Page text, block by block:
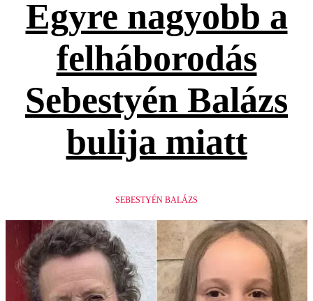
Egyre nagyobb a
felháborodás
Sebestyén Balázs
bulija miatt
SEBESTYÉN BALÁZS